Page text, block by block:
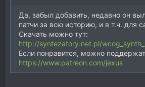
Да, забыл добавить, недавно он
патчи за всю историю, и в т.ч. для
Скачать можно тут:
http://syntezatory.net.pl/
Если понравится, можно
https://www.patreon.com/jexus